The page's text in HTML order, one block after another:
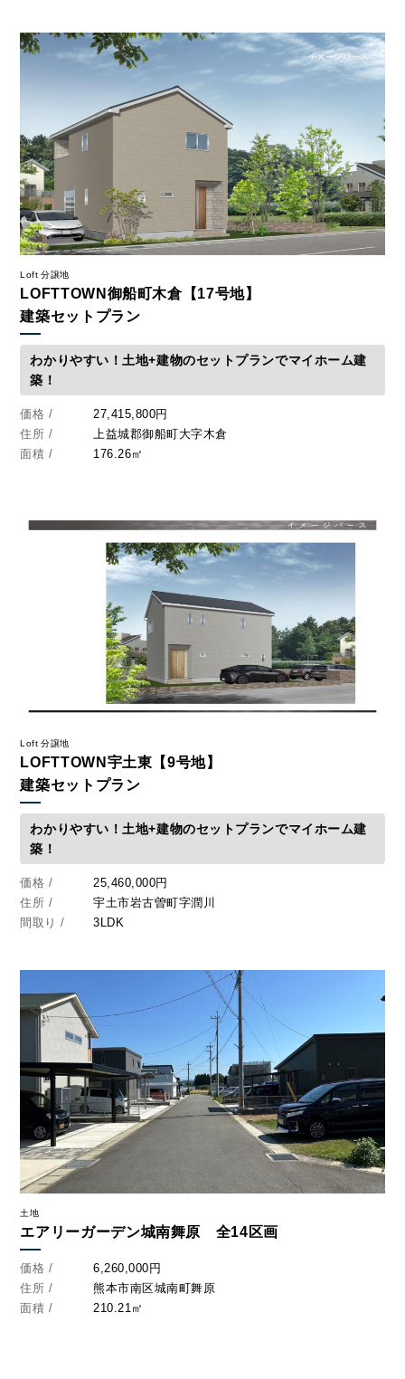
Loft 分譲地
LOFTTOWN御船町木倉【17号地】
建築セットプラン
わかりやすい！土地+建物のセットプランでマイホーム建
築！
価格 /
27,415,800円
住所 /
上益城郡御船町大字木倉
面積 /
176.26㎡
Loft 分譲地
LOFTTOWN宇土東【9号地】
建築セットプラン
わかりやすい！土地+建物のセットプランでマイホーム建
築！
価格 /
25,460,000円
住所 /
宇土市岩古曽町字潤川
間取り /
3LDK
土地
エアリーガーデン城南舞原 全14区画
価格 /
6,260,000円
住所 /
熊本市南区城南町舞原
面積 /
210.21㎡